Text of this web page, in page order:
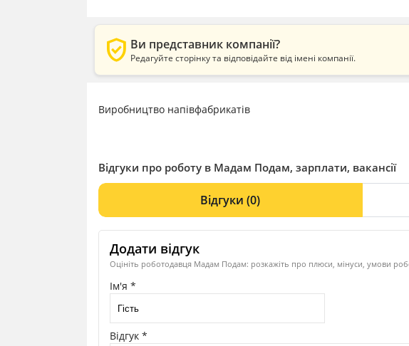
verified_user Ви представник компанії?
Редагуйте сторінку та відповідайте від імені компанії.
Виробництво напівфабрикатів
Відгуки про роботу в Мадам Подам, зарплати, вакансії
Відгуки(0)
Додати відгук
Оцініть роботодавця Мадам Подам: розкажіть про плюси, мінуси, умови
Ім'я *
Відгук *